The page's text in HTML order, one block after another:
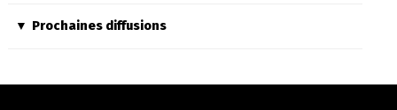
Prochaines diffusions